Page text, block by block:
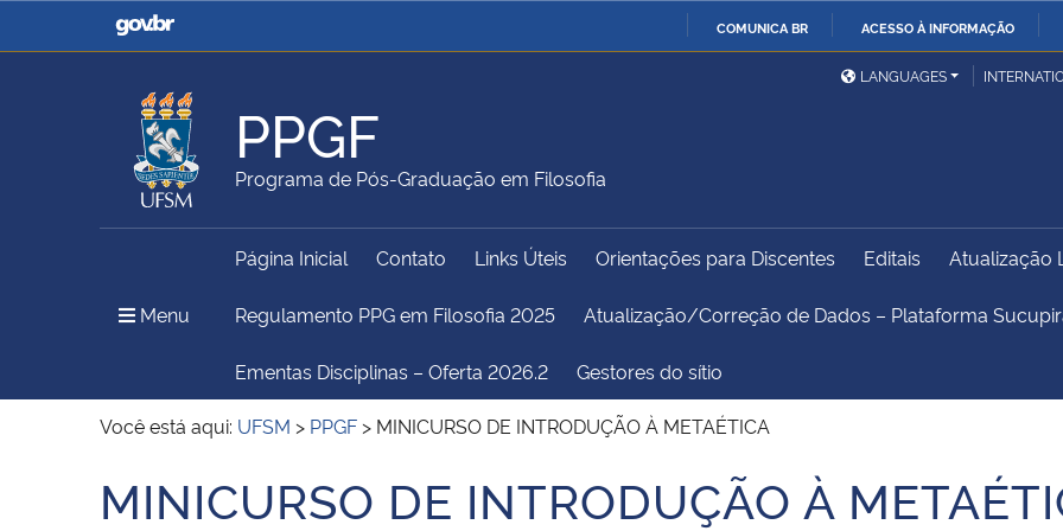
COMUNICA BR ACESSO À INFORMAÇÃO
Casa Civil
Ministério da Justiça e
Ministério da Defesa
Ministério das Relações
Exteriores
Ministério da Agricultura,
Pecuária e Abastecimento
Ministério da Educação
Ministério do Meio Ambiente
Desenvolvimento Regional
União
Secretaria de Governo
Gabinete de Segurança
Institucional
Advocacia-Geral da União Banco Central do Brasil
LANGUAGES
PPGF
Programa de Pós-Graduação em Filosofia
Menu Menu Principal do Sítio
Página Inicial Contato Links Úteis Orientações para Discentes Editais Atualização
Regulamento PPG em Filosofia 2025 Atualização/Correção de Dados – Plataforma
Ementas Disciplinas – Oferta 2026.2 Gestores do sítio
Você está aqui: UFSM > PPGF > MINICURSO DE INTRODUÇÃO À METAÉTICA
Início do conteúdo
MINICURSO DE INTRODUÇÃO À